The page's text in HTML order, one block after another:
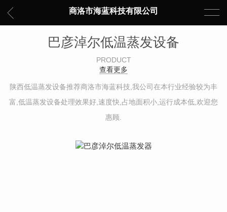
商洛市海蓝科技有限公司
巴彦淖尔低温蒸发设备
PRODUCT
查看更多
陕西低温蒸发设备推荐商洛市海蓝科技,我公司在本行业经验较为丰
富,低温蒸发设备处理效果好,速度快,占地面积小,运行成本低,欢迎您
惠顾.